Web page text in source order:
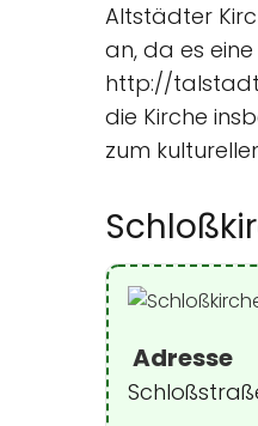
Altstädter
an, da es
http://
die Kirche
zum
Adresse